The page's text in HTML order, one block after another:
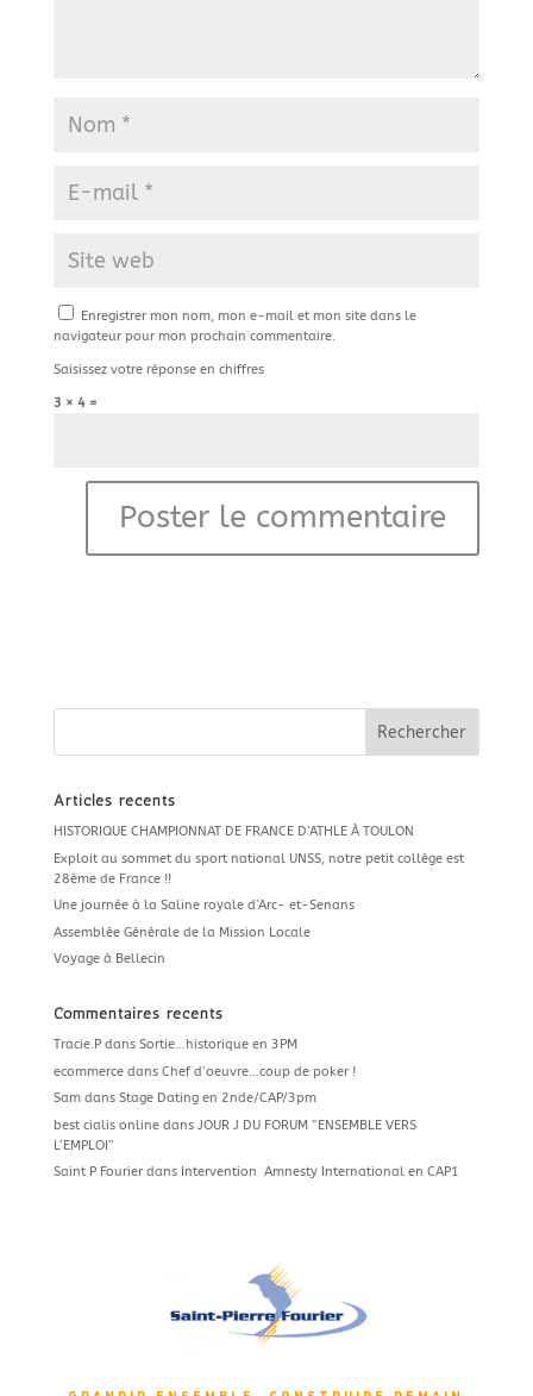
Enregistrer mon nom, mon e-mail et mon site dans le
navigateur pour mon prochain commentaire.
Saisissez votre réponse en chiffres
3 × 4 =
Articles récents
HISTORIQUE CHAMPIONNAT DE FRANCE D’ATHLE À TOULON
Exploit au sommet du sport national UNSS, notre petit collège est
28ème de France !!
Une journée à la Saline royale d’Arc- et-Senans
Assemblée Générale de la Mission Locale
Voyage à Bellecin
Commentaires récents
Tracie.Pdans Sortie…historique en 3PM
ecommercedans Chef d’oeuvre…coup de poker !
Samdans Stage Dating en 2nde/CAP/3pm
best cialis onlinedans JOUR J DU FORUM “ENSEMBLE VERS
L’EMPLOI”
Saint P Fourierdans Intervention Amnesty International en CAP1